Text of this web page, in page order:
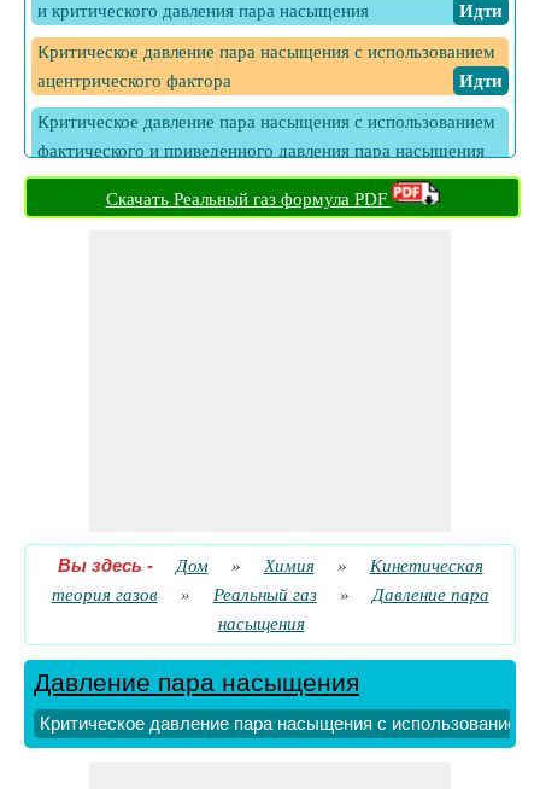
и критического давления пара насыщения
​ Идти
Критическое давление пара насыщения с использованием
ацентрического фактора
​ Идти
Критическое давление пара насыщения с использованием
фактического и приведенного давления пара насыщения
​ Идти
Относительная насыщенность ​ Идти
Скачать Реальный газ формула PDF
Вы здесь - Дом » Химия »
Кинетическая
теория газов
» Реальный газ »
Давление пара
насыщения
Давление пара насыщения
Критическое давление пара насыщения с использованием